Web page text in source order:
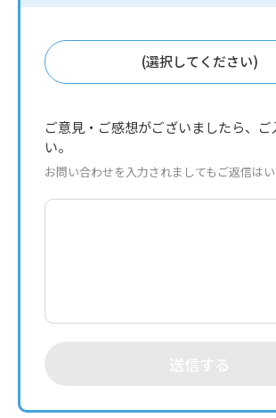
(選択してください)
ご意見・ご感想がございましたら、ご
い。
お問い合わせを入力されましてもご返信は
送信する